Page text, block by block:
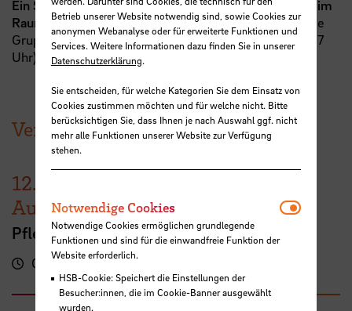
Ein Schnuppertermin findet am 24.04. um 17 Uhr live im
Raum M216 am Neustadtswallstatt, danach startet die
Gruppe mit ihrem Programm (immer mittwochs um 17
Uhr).
Veranstaltungen der HSB
12.
August
Pflege studieren – na klar!
09:00 Uhr Online-Veranstaltung
Betrieb unserer Website notwendig sind, sowie Cookies zur
anonymen Webanalyse oder für erweiterte Funktionen und
Services. Weitere Informationen dazu finden Sie in unserer
Datenschutzerklärung.
Sie entscheiden, für welche Kategorien Sie dem Einsatz von
Cookies zustimmen möchten und für welche nicht. Bitte
berücksichtigen Sie, dass Ihnen je nach Auswahl ggf. nicht
mehr alle Funktionen unserer Website zur Verfügung
stehen.
Notwendige Cookies
Notwendige Cookies ermöglichen grundlegende
Funktionen und sind für die einwandfreie Funktion der
Website erforderlich.
HSB-Cookie: Speichert die Einstellungen der
Besucher:innen, die im Cookie-Banner ausgewählt
wurden.